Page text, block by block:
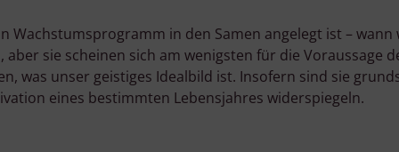
Wachstumsprogramm in den Samen angelegt ist –
sie scheinen sich am wenigsten für die Voraussage
was unser geistiges Idealbild ist. Insofern sind sie
eines bestimmten Lebensjahres widerspiegeln.